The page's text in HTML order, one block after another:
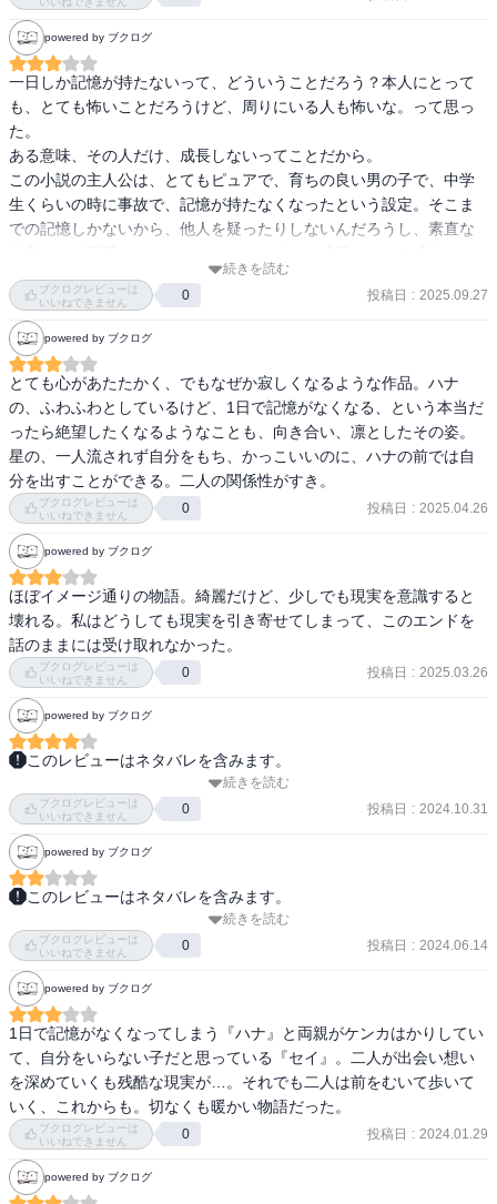
powered by ブクログ
一日しか記憶が持たないって、どういうことだろう？本人にとって
も、とても怖いことだろうけど、周りにいる人も怖いな。って思っ
た。
ある意味、その人だけ、成長しないってことだから。
この小説の主人公は、とてもピュアで、育ちの良い男の子で、中学
生くらいの時に事故で、記憶が持たなくなったという設定。そこま
での記憶しかないから、他人を疑ったりしないんだろうし、素直な
て、中年になって、、、どうやったって、外見は変わっていく。そ
れが、自分と認識できるのかしら？周囲の人は、外見と内面のギャ
ップを寛容に受け入れられるかしら？
お話の筋とは、全く違うところに、気持ちが飛んでしまいました。
お話しは、ピュアで、切ない、とてもキラキラした、ある意味、青
春小説。自分の中にある宝物は、大事にしなくちゃね。たまには、
しっかり思い出すことも、大切って、思いました。
続きを読む
ブクログレビューは
いいねできません
0 投稿日 : 2025.09.27
powered by ブクログ
とても心があたたかく、でもなぜか寂しくなるような作品。ハナ
の、ふわふわとしているけど、1日で記憶がなくなる、という本当だ
ったら絶望したくなるようなことも、向き合い、凛としたその姿。
星の、一人流されず自分をもち、かっこいいのに、ハナの前では自
分を出すことができる。二人の関係性がすき。
ブクログレビューは
いいねできません
0 投稿日 : 2025.04.26
powered by ブクログ
ほぼイメージ通りの物語。綺麗だけど、少しでも現実を意識すると
壊れる。私はどうしても現実を引き寄せてしまって、このエンドを
話のままには受け取れなかった。
ブクログレビューは
いいねできません
0 投稿日 : 2025.03.26
powered by ブクログ
このレビューはネタバレを含みます。
久しぶりに恋愛小説読んだ！
普段こんなピュアピュアな青春ど真ん中の恋愛小説をなかなか読ま
ないから、ところどころ不意打ちでキュンとしてしまった笑
1日しか記憶がもたないハナと家庭の問題に悩むセイ。
2人の出会いが2人の世界を広げて、お互いを支え合いながら成長し
ていく姿が眩しすぎるっ
「好き」とか「愛してる」とかそういう言葉ではなくて、お互いを
必要としている気持ちがじんわり伝わってくる会話や描写が多くて
ぽかぽかするし読みやすい作品だった。
エピローグは切なかったけど、これからも2人の未来が続いていって
ほしいな…と心から思える2人。
続きを読む
ブクログレビューは
いいねできません
0 投稿日 : 2024.10.31
powered by ブクログ
このレビューはネタバレを含みます。
いちおう最後まで読んだが、対象年齢は中学生くらいまでに思う。
主人公の価値観の動機、経緯とか、ハナの立ち回りとか、登場人物
にとって都合がよすぎる展開が多すぎて笑える。
フィクションだからというのはあたりまえだが、あまりにもお花畑
展開すぎて笑える。
親の喧嘩の意味とか、その急な謎解決とか、まったく感情移入せ
ず、遠い目線で眺めざるをえなかった。
自分には何かがある、環境や周りが悪い、いつか誰かが見つけてく
れるとか、そんな思いを抱いてる思春期のおにゃのこのごく少数に
はドストライクなのかもね。
続きを読む
ブクログレビューは
いいねできません
0 投稿日 : 2024.06.14
powered by ブクログ
1日で記憶がなくなってしまう『ハナ』と両親がケンカはかりしてい
て、自分をいらない子だと思っている『セイ』。二人が出会い想い
を深めていくも残酷な現実が…。それでも二人は前をむいて歩いて
いく、これからも。切なくも暖かい物語だった。
ブクログレビューは
いいねできません
0 投稿日 : 2024.01.29
powered by ブクログ